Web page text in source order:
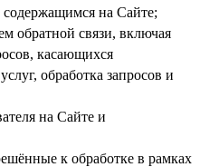
на Сайте;
обратной связи, включая
касающихся
обработка запросов и
на Сайте и
к обработке в рамках